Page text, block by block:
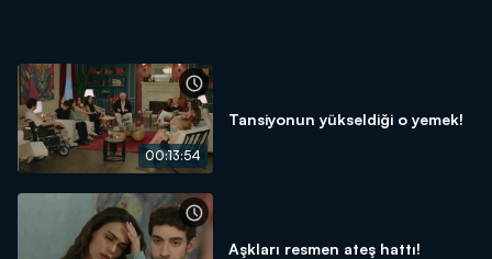
00:13:54
Tansiyonun yükseldiği o yemek!
Aşkları resmen ateş hattı!